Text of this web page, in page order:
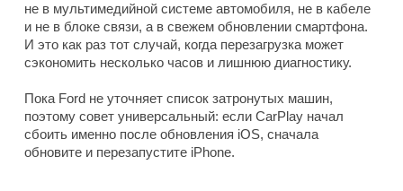
не в мультимедийной системе автомобиля, не в кабеле
и не в блоке связи, а в свежем обновлении смартфона.
И это как раз тот случай, когда перезагрузка может
сэкономить несколько часов и лишнюю диагностику.
Пока Ford не уточняет список затронутых машин,
поэтому совет универсальный: если CarPlay начал
сбоить именно после обновления iOS, сначала
обновите и перезапустите iPhone.